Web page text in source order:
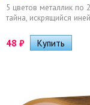
5 цветов металлик по
тайна, искрящийся
48 ₽